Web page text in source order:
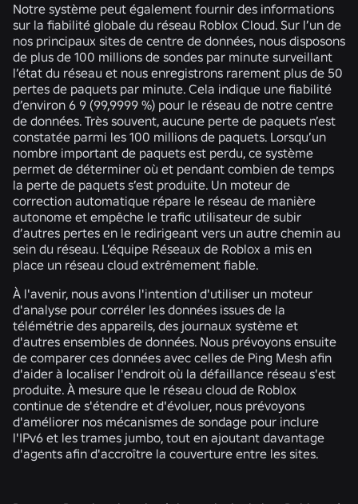
Notre système peut également fournir des informations
sur la fiabilité globale du réseau Roblox Cloud. Sur l’un de
nos principaux sites de centre de données, nous disposons
de plus de 100 millions de sondes par minute surveillant
l’état du réseau et nous enregistrons rarement plus de 50
pertes de paquets par minute. Cela indique une fiabilité
d’environ 6 9 (99,9999 %) pour le réseau de notre centre
de données. Très souvent, aucune perte de paquets n’est
constatée parmi les 100 millions de paquets. Lorsqu’un
nombre important de paquets est perdu, ce système
permet de déterminer où et pendant combien de temps
la perte de paquets s’est produite. Un moteur de
correction automatique répare le réseau de manière
autonome et empêche le trafic utilisateur de subir
d’autres pertes en le redirigeant vers un autre chemin au
sein du réseau. L’équipe Réseaux de Roblox a mis en
place un réseau cloud extrêmement fiable.
À l'avenir, nous avons l'intention d'utiliser un moteur
d'analyse pour corréler les données issues de la
télémétrie des appareils, des journaux système et
d'autres ensembles de données. Nous prévoyons ensuite
de comparer ces données avec celles de Ping Mesh afin
d'aider à localiser l'endroit où la défaillance réseau s'est
produite. À mesure que le réseau cloud de Roblox
continue de s'étendre et d'évoluer, nous prévoyons
d'améliorer nos mécanismes de sondage pour inclure
l'IPv6 et les trames jumbo, tout en ajoutant davantage
d'agents afin d'accroître la couverture entre les sites.